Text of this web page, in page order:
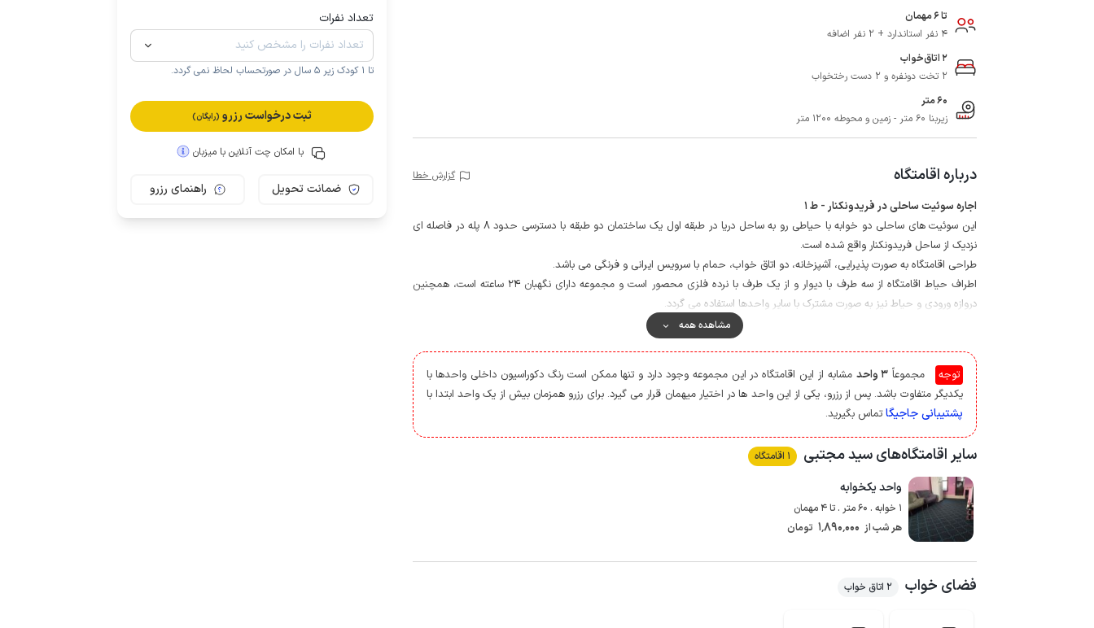
تا 6 مهمان
4 نفر استاندارد + 2 نفر اضافه
2 اتاق‌خواب
2 تخت دونفره و 2 دست رختخواب
60 متر
زیربنا 60 متر - زمین و محوطه 1200 متر
درباره اقامتگاه گزارش خطا
اجاره سوئیت ساحلی در فریدونکنار - ط 1
این سوئیت های ساحلی دو خوابه با حیاطی رو به ساحل دریا در طبقه اول یک ساختمان دو طبقه با دسترسی حدود 8 پله در فاصله ای
نزدیک از ساحل فریدونکنار واقع شده است.
طراحی اقامتگاه به صورت پذیرایی، آشپزخانه، دو اتاق خواب، حمام با سرویس ایرانی و فرنگی می باشد.
اطراف حیاط اقامتگاه از سه طرف با دیوار و از یک طرف با نرده فلزی محصور است و مجموعه دارای نگهبان 24 ساعته است، همچنین
دروازه ورودی و حیاط نیز به صورت مشترک با سایر واحدها استفاده می گردد.
برای تهیه مایحتاج روزانه فاصله اقامتگاه تا سوپرمارکت حدود 20 متر و نانوایی حدود 200 متر می باشد.
آنتن دهی تلفن همراه برای دو اپراتور ایرانسل و همراه اول در مکالمه خوب و پوشش اینترنت به صورت 3G است.
بازار ماهی فروشان، تالاب شیرا، بندرگاه، شهرک ساحلی خزر شهر و ساحل زیبای دریا با تفریحات ساحلی شامل جت اسکی و قایق موتوری و
موتور چهارچرخ از مکان های گردشگری قابل دسترسی از است.
مشاهده همه
توجه مجموعاً 3 واحد
مشابه از این اقامتگاه در این مجموعه وجود دارد و تنها ممکن است رنگ دکوراسیون داخلی واحدها با
یکدیگر متفاوت باشد. پس از رزرو، یکی از این واحد ها در اختیار میهمان قرار می گیرد. برای رزرو همزمان بیش از یک واحد ابتدا با
پشتیبانی جاجیگا تماس بگیرید.
سایر اقامتگاه‌های سید مجتبی 1 اقامتگاه
واحد یکخوابه
1 خوابه . 60 متر . تا 4 مهمان
هر شب از 1٬890٬000 تومان
فضای خواب 2 اتاق خواب
تعداد نفرات
تا 1 کودک زیر 5 سال در صورتحساب لحاظ نمی گردد.
ثبت درخواست رزرو (رایگان)
با امکان چت آنلاین با میزبان
ضمانت تحویل راهنمای رزرو